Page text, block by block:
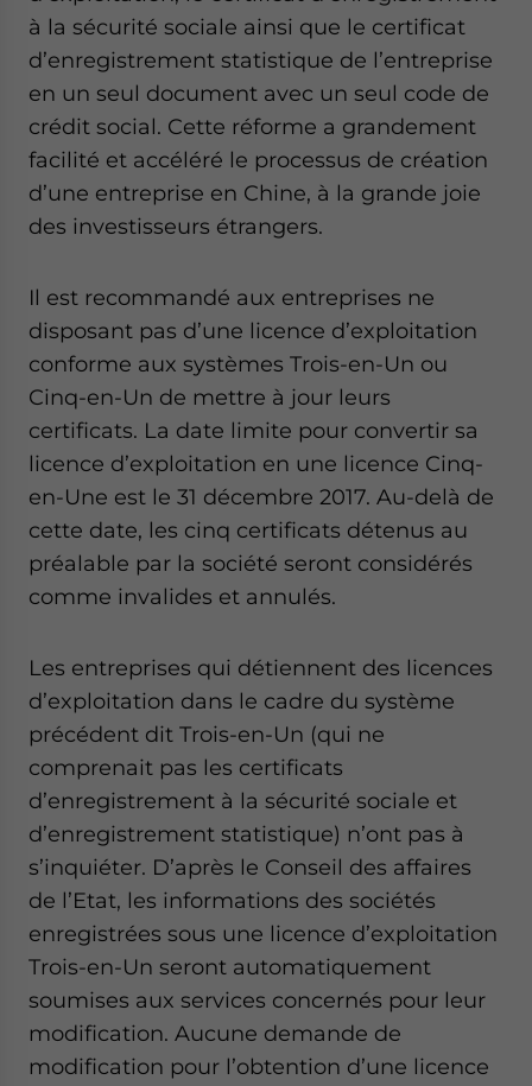
à la sécurité sociale ainsi que le certificat
d’enregistrement statistique de l’entreprise
en un seul document avec un seul code de
crédit social. Cette réforme a grandement
facilité et accéléré le processus de création
d’une entreprise en Chine, à la grande joie
des investisseurs étrangers.
Il est recommandé aux entreprises ne
disposant pas d’une licence d’exploitation
conforme aux systèmes Trois-en-Un ou
Cinq-en-Un de mettre à jour leurs
certificats. La date limite pour convertir sa
licence d’exploitation en une licence Cinq-
en-Une est le 31 décembre 2017. Au-delà de
cette date, les cinq certificats détenus au
préalable par la société seront considérés
comme invalides et annulés.
Les entreprises qui détiennent des licences
d’exploitation dans le cadre du système
précédent dit Trois-en-Un (qui ne
comprenait pas les certificats
d’enregistrement à la sécurité sociale et
d’enregistrement statistique) n’ont pas à
s’inquiéter. D’après le Conseil des affaires
de l’Etat, les informations des sociétés
enregistrées sous une licence d’exploitation
Trois-en-Un seront automatiquement
soumises aux services concernés pour leur
modification. Aucune demande de
modification pour l’obtention d’une licence
website. Please send me business news and updates
- case sensitive